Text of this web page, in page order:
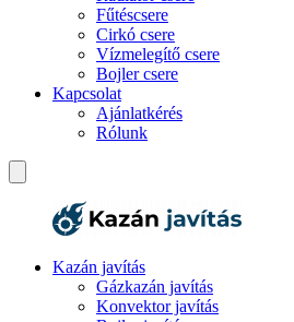
Fűtéscsere
Cirkó csere
Vízmelegítő csere
Bojler csere
Kapcsolat
Ajánlatkérés
Rólunk
Kazán javítás
Gázkazán javítás
Konvektor javítás